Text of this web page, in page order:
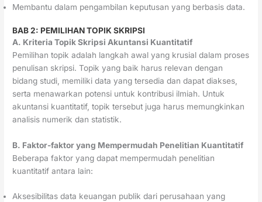
Membantu dalam pengambilan keputusan yang berbasis data.
BAB 2: PEMILIHAN TOPIK SKRIPSI
A. Kriteria Topik Skripsi Akuntansi Kuantitatif
Pemilihan topik adalah langkah awal yang krusial dalam proses
penulisan skripsi. Topik yang baik harus relevan dengan
bidang studi, memiliki data yang tersedia dan dapat diakses,
serta menawarkan potensi untuk kontribusi ilmiah. Untuk
akuntansi kuantitatif, topik tersebut juga harus memungkinkan
analisis numerik dan statistik.
B. Faktor-faktor yang Mempermudah Penelitian Kuantitatif
Beberapa faktor yang dapat mempermudah penelitian
kuantitatif antara lain:
Aksesibilitas data keuangan publik dari perusahaan yang